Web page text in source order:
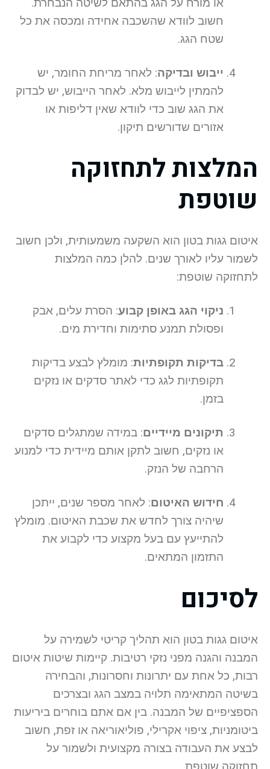
חשוב לוודא שהשכבה אחידה ומכסה את כל
שטח הגג.
ייבוש ובדיקה: לאחר מריחת החומר, יש
להמתין לייבוש מלא. לאחר הייבוש, יש לבדוק
את הגג שוב כדי לוודא שאין דליפות או
אזורים שדורשים תיקון.
המלצות לתחזוקה
שוטפת
איטום גגות בטון הוא השקעה משמעותית, ולכן חשוב
לשמור עליו לאורך שנים. להלן כמה המלצות
לתחזוקה שוטפת:
ניקוי הגג באופן קבוע: הסרת עלים, אבק
ופסולת תמנע סתימות וחדירת מים.
בדיקות תקופתיות: מומלץ לבצע בדיקות
תקופתיות לגג כדי לאתר סדקים או נזקים
בזמן.
תיקונים מיידיים: במידה שמתגלים סדקים
או נזקים, חשוב לתקן אותם מיידית כדי למנוע
הרחבה של הנזק.
חידוש האיטום: לאחר מספר שנים, ייתכן
שיהיה צורך לחדש את שכבת האיטום. מומלץ
להתייעץ עם בעל מקצוע כדי לקבוע את
התזמון המתאים.
לסיכום
איטום גגות בטון הוא תהליך קריטי לשמירה על
המבנה והגנה מפני נזקי רטיבות. קיימות שיטות איטום
רבות, כל אחת עם יתרונות וחסרונות, והבחירה
בשיטה המתאימה תלויה במצב הגג ובצרכים
הספציפיים של המבנה. בין אם אתם בוחרים ביריעות
ביטומניות, ציפוי אקרילי, פוליאוריאה או זפת, חשוב
לבצע את העבודה בצורה מקצועית ולשמור על
תחזוקה שוטפת.